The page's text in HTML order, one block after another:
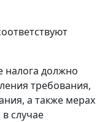
налога должно
требования,
а также мерах
случае